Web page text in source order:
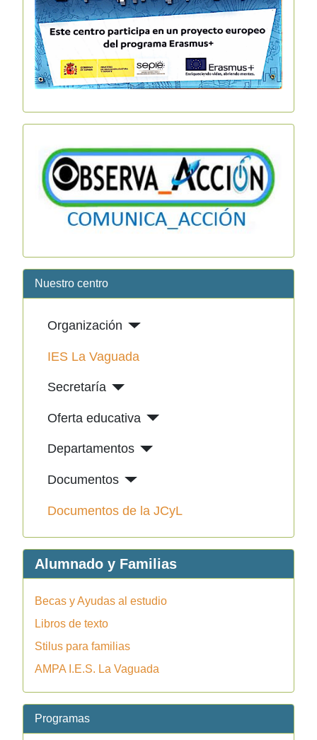
Nuestro centro
Organización
IES La Vaguada
Secretaría
Oferta educativa
Departamentos
Documentos
Documentos de la JCyL
Alumnado y Familias
Becas y Ayudas al estudio
Libros de texto
Stilus para familias
AMPA I.E.S. La Vaguada
Programas